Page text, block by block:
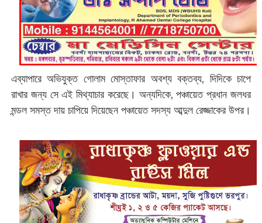
এব্যাপারে অভিযুক্ত গোলাম মোস্তাফার অবশ্য বক্তব্য, দিদিকে চাপে
রাখার জন্য সে এই মিথ্যাচার করেছে। অন্যদিকে, পঞ্চায়েত প্রধান জলধর
মন্ডল সমস্ত দায় চাপিয়ে দিয়েছেন পঞ্চায়েত সদস্য আব্দুল রেজ্জাকের উপর।